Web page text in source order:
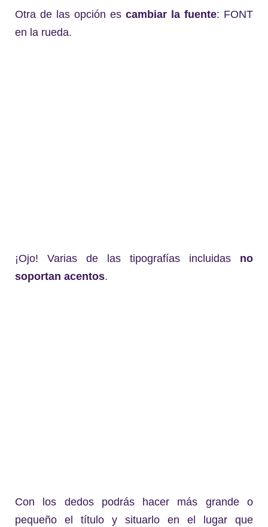
Otra de las opción es cambiar la fuente: FONT
en la rueda.
¡Ojo! Varias de las tipografías incluidas no
soportan acentos.
Con los dedos podrás hacer más grande o
pequeño el título y situarlo en el lugar que